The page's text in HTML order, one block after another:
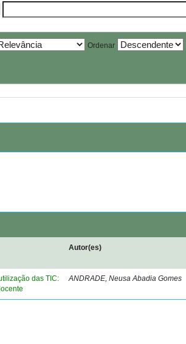
Ordenar
Autor(es)
das TIC:
ANDRADE, Neusa Abadia Gomes